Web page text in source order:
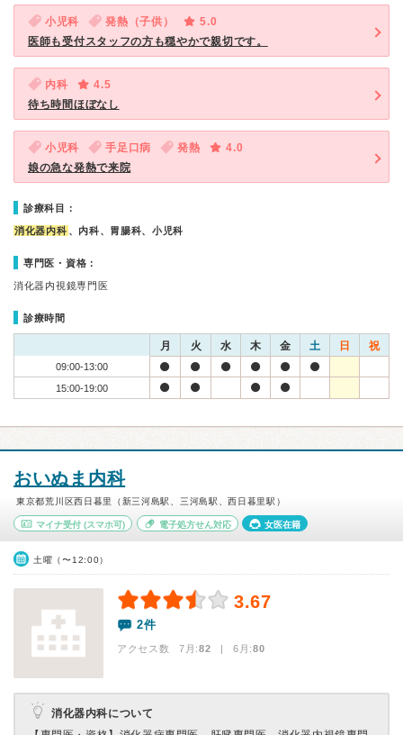
小児科 発熱（子供）
5.0
医師も受付スタッフの方も穏やかで親切です。
内科
4.5
待ち時間ほぼなし
小児科 手足口病 発熱
4.0
娘の急な発熱で来院
診療科目：
消化器内科 、内科、胃腸科、小児科
専門医・資格：
消化器内視鏡専門医
診療時間
月 火 水 木 金 土 日 祝
09:00-13:00
15:00-19:00
おいぬま内科
東京都荒川区西日暮里（新三河島駅、三河島駅、西日暮里駅）
マイナ受付 (スマホ可) 電子処方せん対応 女医在籍
土曜（〜12:00）
3.67
2件
アクセス数 7月:82 | 6月:80
消化器内科について